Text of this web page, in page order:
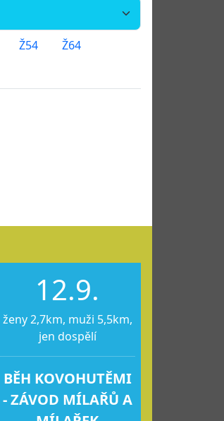
Ž54
Ž64
12.9.
ženy 2,7km, muži 5,5km,
jen dospělí
BĚH KOVOHUTĚMI
- ZÁVOD MÍLAŘŮ A